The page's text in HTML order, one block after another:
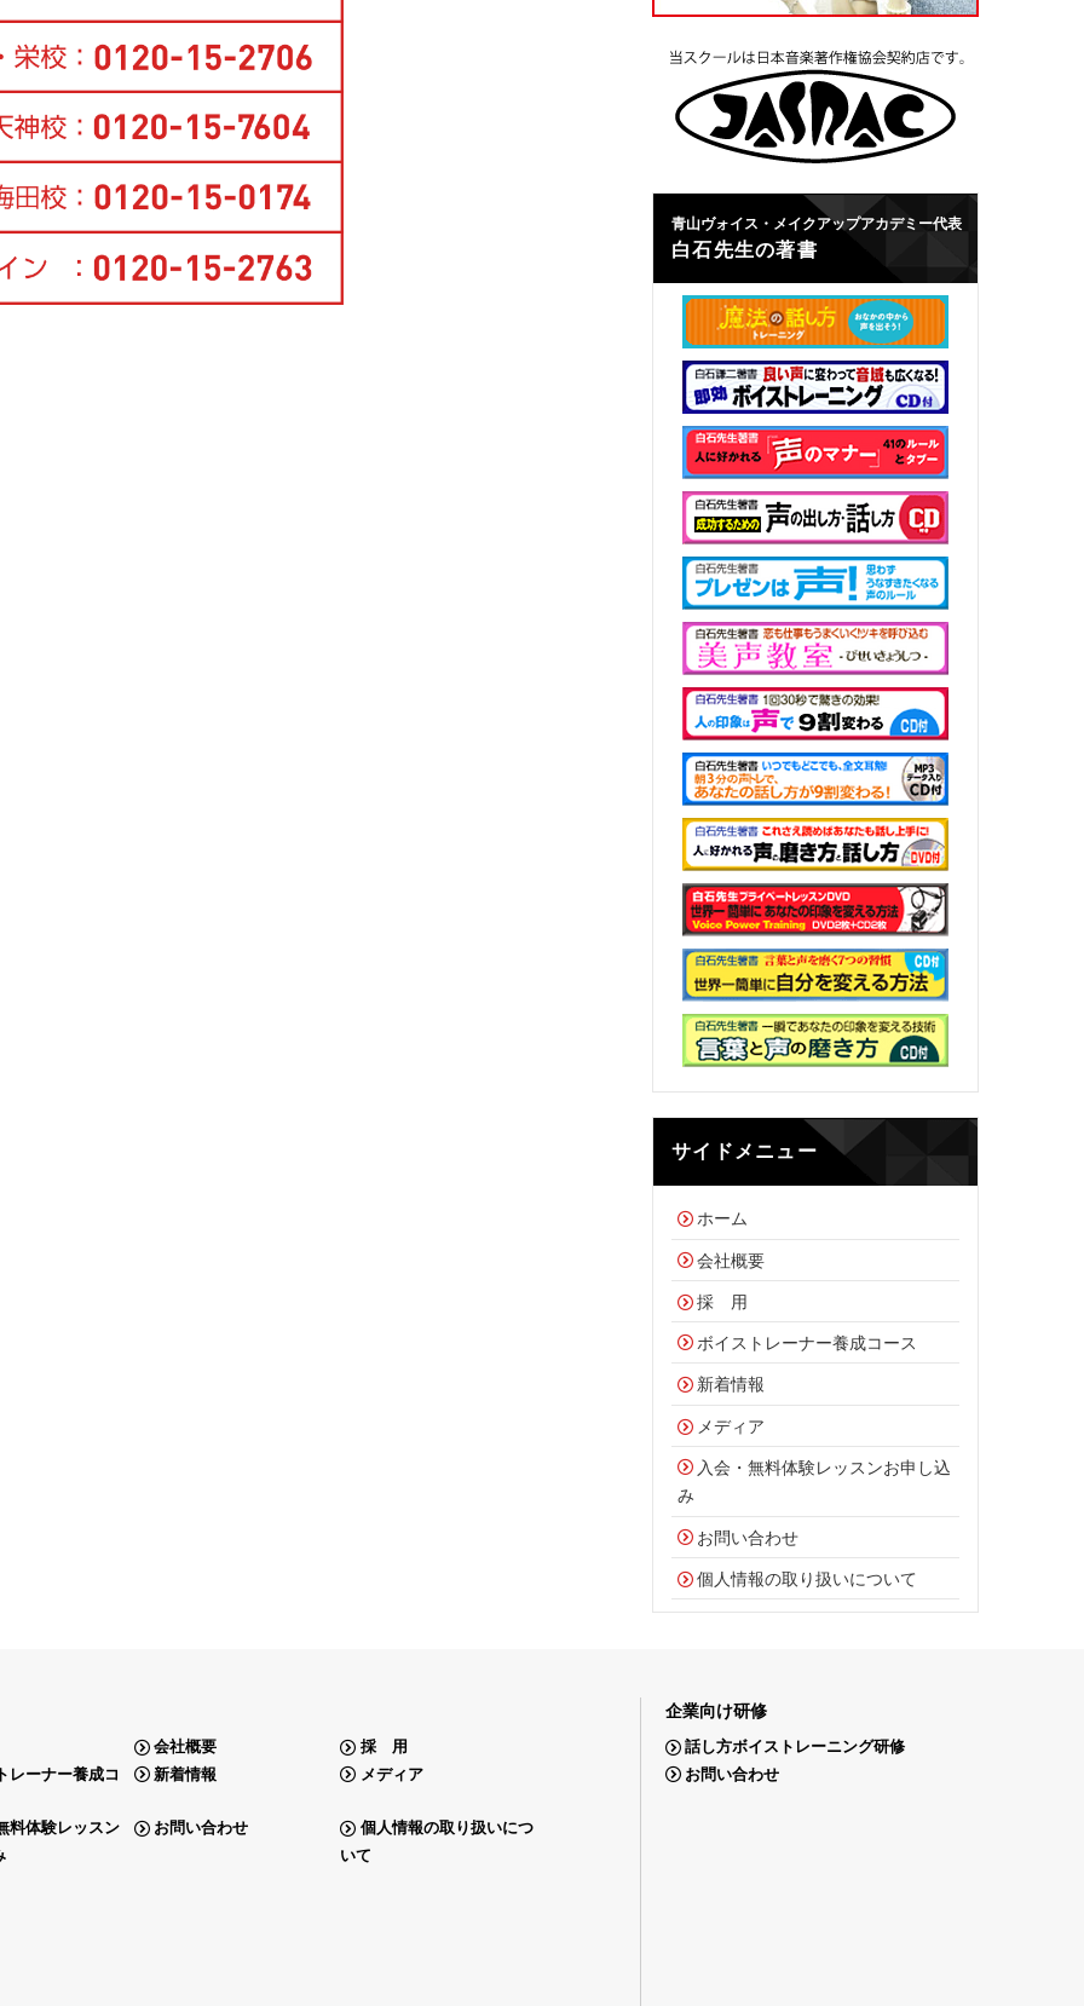
青山ヴォイス・メイクアップアカデミー代表
白石先生の著書
サイドメニュー
ホーム
会社概要
採 用
ボイストレーナー養成コース
新着情報
メディア
入会・無料体験レッスンお申し込
み
お問い合わせ
個人情報の取り扱いについて
会社概要
採 用
レーナー養成コ
新着情報 メディア
料体験レッスン
お問い合わせ
個人情報の取り扱いにつ
いて
企業向け研修
話し方ボイストレーニング研修
お問い合わせ